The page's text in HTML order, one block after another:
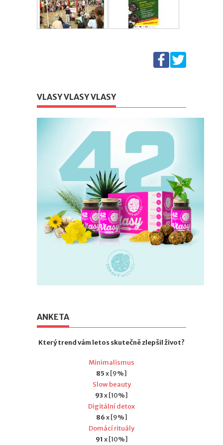
VLASY VLASY VLASY
ANKETA
Který trend vám letos skutečně zlepšil život?
Minimalismus
85x [9%]
Slow beauty
93x [10%]
Digitální detox
86x [9%]
Domácí rituály
91 x [10%]